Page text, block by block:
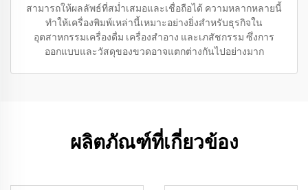
สามารถให้ผลลัพธ์ที่สม่ำเสมอและเชื่อถือได้ ความหลากหลายนี้
ทำให้เครื่องพิมพ์เหล่านี้เหมาะอย่างยิ่งสำหรับธุรกิจใน
อุตสาหกรรมเครื่องดื่ม เครื่องสำอาง และเภสัชกรรม ซึ่งการ
ออกแบบและวัสดุของขวดอาจแตกต่างกันไปอย่างมาก
ผลิตภัณฑ์ที่เกี่ยวข้อง